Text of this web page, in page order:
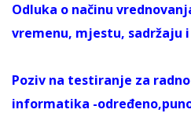
Odluka o načinu
vremenu, mjestu, sadržaju
Poziv na testiranje za
informatika -